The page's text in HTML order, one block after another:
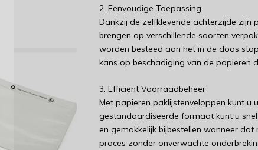
2. Eenvoudige Toepassing
Dankzij de zelfklevende achterzijde zijn
brengen op verschillende soorten
worden besteed aan het in de doos
kans op beschadiging van de papieren
3. Efficiënt Voorraadbeheer
Met papieren paklijstenveloppen kunt u
gestandaardiseerde formaat kunt u
en gemakkelijk bijbestellen wanneer
proces zonder onverwachte